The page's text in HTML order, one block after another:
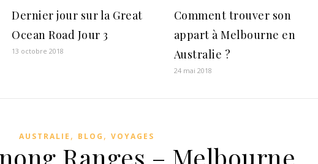
Dernier jour sur la Great
Ocean Road Jour 3
13 octobre 2018
Comment trouver son
appart à Melbourne en
Australie ?
24 mai 2018
AUSTRALIE , BLOG , VOYAGES
Ranges – Melbourne